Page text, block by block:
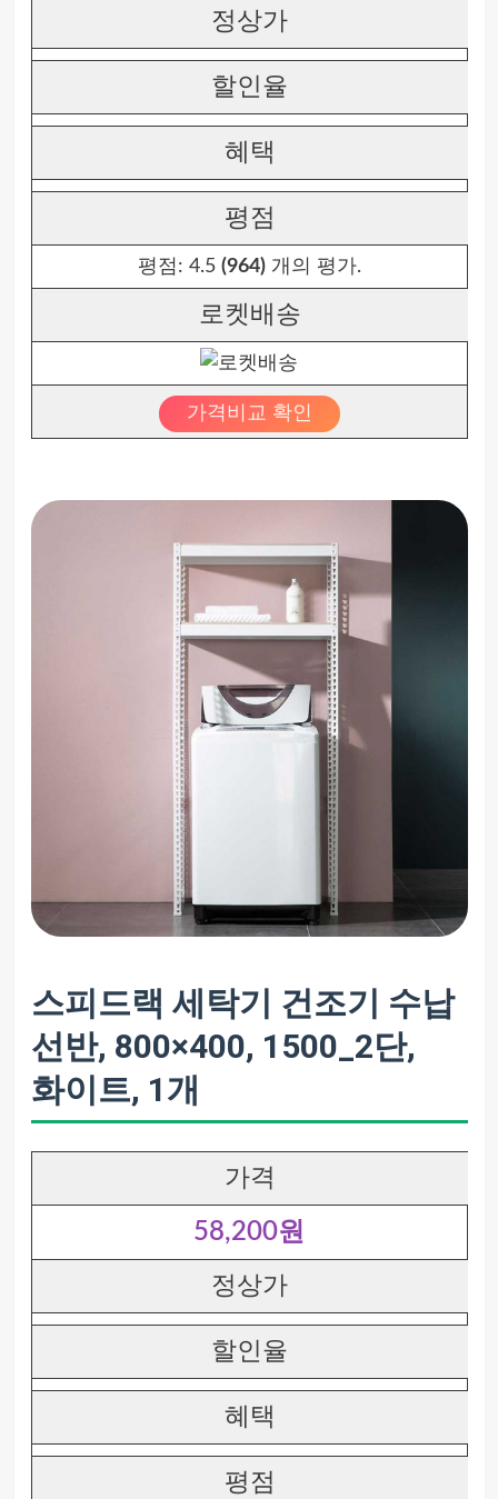
정상가
할인율
혜택
평점
평점: 4.5 (964)개의 평가.
로켓배송
가격비교 확인
스피드랙 세탁기 건조기 수납
선반, 800×400, 1500_2단,
화이트, 1개
가격
58,200원
정상가
할인율
혜택
평점